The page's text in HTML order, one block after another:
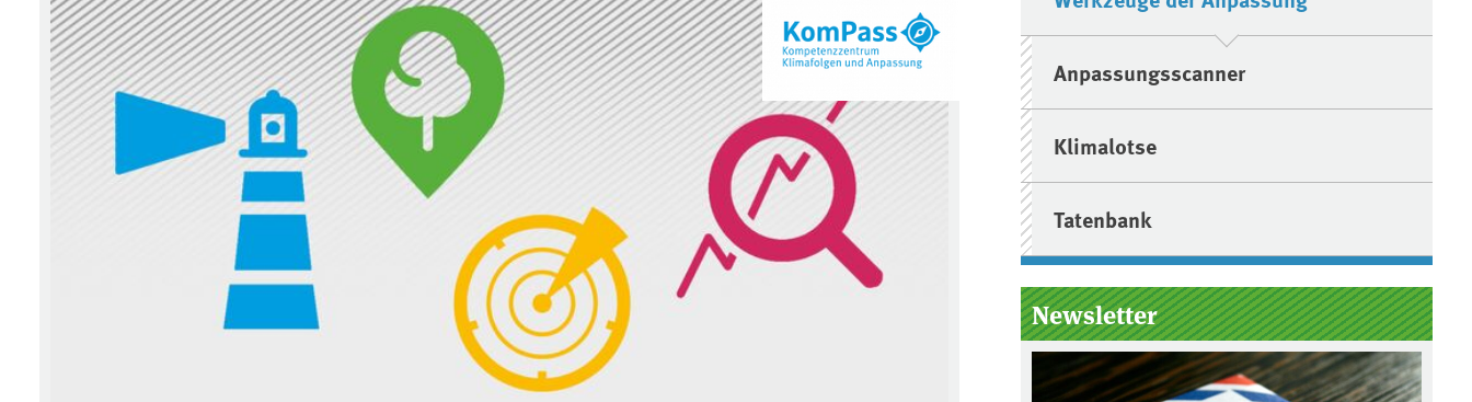
Anpassungsscanner
Klimalotse
Tatenbank
Newsletter